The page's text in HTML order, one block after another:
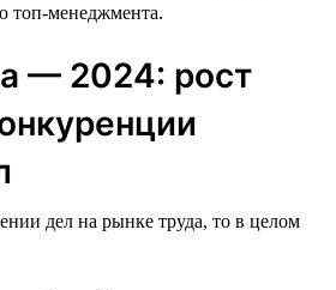
топ-менеджмента.
— 2024: рост
дел на рынке труда, то в целом